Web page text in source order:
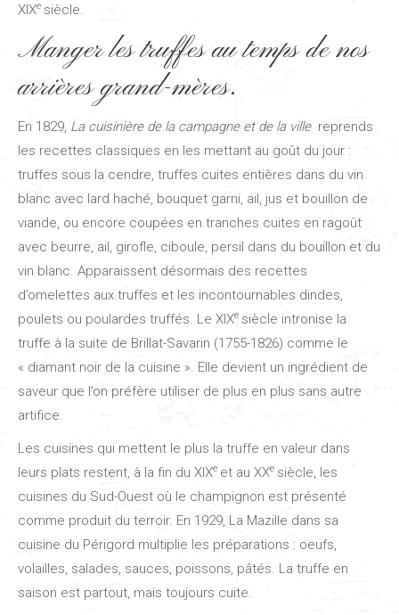
XIXe siècle.
Manger les truffes au temps de nos
arrières grand-mères.
En 1829, La cuisinière de la campagne et de la ville reprends
les recettes classiques en les mettant au goût du jour :
truffes sous la cendre, truffes cuites entières dans du vin
blanc avec lard haché, bouquet garni, ail, jus et bouillon de
viande, ou encore coupées en tranches cuites en ragoût
avec beurre, ail, girofle, ciboule, persil dans du bouillon et du
vin blanc. Apparaissent désormais des recettes
d’omelettes aux truffes et les incontournables dindes,
poulets ou poulardes truffés. Le XIXe siècle intronise la
truffe à la suite de Brillat-Savarin (1755-1826) comme le
« diamant noir de la cuisine ». Elle devient un ingrédient de
saveur que l’on préfère utiliser de plus en plus sans autre
artifice.
Les cuisines qui mettent le plus la truffe en valeur dans
leurs plats restent, à la fin du XIXe et au XXe siècle, les
cuisines du Sud-Ouest où le champignon est présenté
comme produit du terroir. En 1929, La Mazille dans sa
cuisine du Périgord multiplie les préparations : oeufs,
volailles, salades, sauces, poissons, pâtés. La truffe en
saison est partout, mais toujours cuite.